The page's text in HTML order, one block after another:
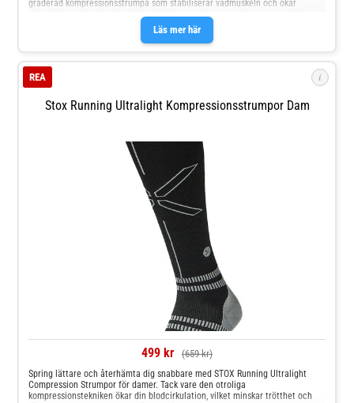
Läs mer här
graderad kompressionsstrumpa som stabiliserar vadmuskeln och ökar
förstärkta för att skydda extra vid aktiviteter som löpning. 37.5® Technology
materialet i sulan är extremt snabbtorkande, vilket minskar risken för skavsår
och blåsor.Designat i Göteborg – tillverkat i Europa Grundat av tvillingsystrar
tillverkade i Portugal och Litauen med utvalda funktionsgarner från Europa
och världen.Vinnare av BÄST I TESTVi är väldigt stolta och glada att
Testproffs gav toppbetyg till Compression, Compression Superior och
Compression Wool - LÄS HÄR om hur de motiverar deras betygsättning! För
Norska och Danska Testproffs LÄS HÄR och HÄR.Se filmen här nedan för hur
i
Stox Running Ultralight Kompressionsstrumpor Dam
REA
499 kr (659 kr)
Spring lättare och återhämta dig snabbare med STOX Running Ultralight
Compression Strumpor för damer. Tack vare den otroliga
kompressionstekniken ökar din blodcirkulation, vilket minskar trötthet och